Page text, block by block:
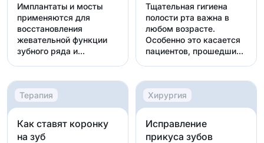
Имплантаты и мосты
применяются для
восстановления
жевательной функции
зубного ряда и
Тщательная гигиена
полости рта важна в
любом возрасте.
Особенно это касается
пациентов, прошедших
Терапия
Как ставят коронку
на зуб
Хирургия
Исправление
прикуса зубов